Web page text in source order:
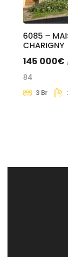
6085 –
CHARIGNY
145 000€
84
3 Br